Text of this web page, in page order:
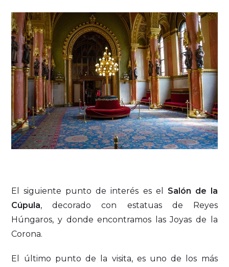
El siguiente punto de interés es el Salón de la
Cúpula, decorado con estatuas de Reyes
Húngaros, y donde encontramos las Joyas de la
Corona.
El último punto de la visita, es uno de los más